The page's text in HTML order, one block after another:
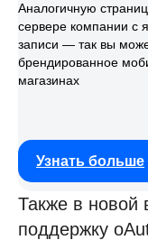
Аналогичную
сервере компании с
записи — так вы
брендированное
магазинах
Узнать больше
Также в новой
поддержку